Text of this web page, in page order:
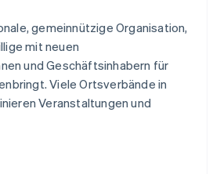
gemeinnützige Organisation,
mit neuen
und Geschäftsinhabern für
Viele Ortsverbände in
Veranstaltungen und